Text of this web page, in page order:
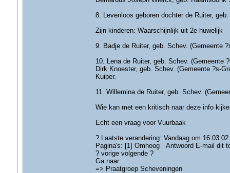
8. Levenloos geboren dochter de Ruiter,
Zijn kinderen: Waarschijnlijk uit 2e huwelijk
9. Badje de Ruiter, geb. Schev. (Gemeente
10. Lena de Ruiter, geb. Schev. (Gemeente
Dirk Knoester, geb. Schev. (Gemeente ?s-
Kuiper.
11. Willemina de Ruiter, geb. Schev.
Wie kan met een kritisch naar deze info
Echt een vraag voor Vuurbaak
? Laatste verandering: Vandaag om
Pagina's: [1] Omhoog Antwoord E-mail dit
? vorige volgende ?
Ga naar:
=> Praatgroep Scheveningen